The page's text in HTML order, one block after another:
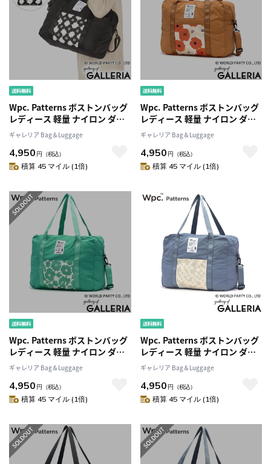
Wpc. Patterns ボストンバッグ
レディース 軽量 ナイロン ダブ
リュピーシー パターンズ 折り
たたみ 旅行 ブランド 3WAY バ
ッグ ショルダー 撥水 B4 A4 25L
パッカブル 収納 キャリーオン
ギャレリア Bag＆Luggage
4,950 円 （税込）
積算 45 マイル (1倍)
Wpc. Patterns ボストンバッグ
レディース 軽量 ナイロン ダブ
リュピーシー パターンズ 折り
たたみ 旅行 ブランド 3WAY バ
ッグ ショルダー 撥水 B4 A4 25L
パッカブル 収納 キャリーオン
ギャレリア Bag＆Luggage
4,950 円 （税込）
積算 45 マイル (1倍)
Wpc. Patterns ボストンバッグ
レディース 軽量 ナイロン ダブ
リュピーシー パターンズ 折り
たたみ 旅行 ブランド 3WAY バ
ッグ ショルダー 撥水 B4 A4 25L
パッカブル 収納 キャリーオン
ギャレリア Bag＆Luggage
4,950 円 （税込）
積算 45 マイル (1倍)
Wpc. Patterns ボストンバッグ
レディース 軽量 ナイロン ダブ
リュピーシー パターンズ 折り
たたみ 旅行 ブランド 3WAY バ
ッグ ショルダー 撥水 B4 A4 25L
パッカブル 収納 キャリーオン
ギャレリア Bag＆Luggage
4,950 円 （税込）
積算 45 マイル (1倍)